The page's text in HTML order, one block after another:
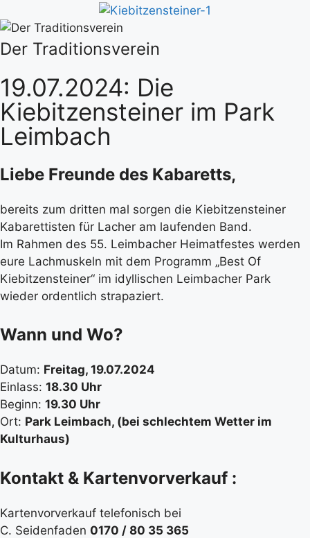
Der Traditionsverein
19.07.2024: Die
Kiebitzensteiner im Park
Leimbach
Liebe Freunde des Kabaretts,
bereits zum dritten mal sorgen die Kiebitzensteiner
Kabarettisten für Lacher am laufenden Band.
Im Rahmen des 55. Leimbacher Heimatfestes werden
eure Lachmuskeln mit dem Programm „Best Of
Kiebitzensteiner“ im idyllischen Leimbacher Park
wieder ordentlich strapaziert.
Wann und Wo?
Datum: Freitag, 19.07.2024
Einlass: 18.30 Uhr
Beginn: 19.30 Uhr
Ort: Park Leimbach, (bei schlechtem Wetter im
Kulturhaus)
Kontakt & Kartenvorverkauf :
Kartenvorverkauf telefonisch bei
C. Seidenfaden 0170 / 80 35 365